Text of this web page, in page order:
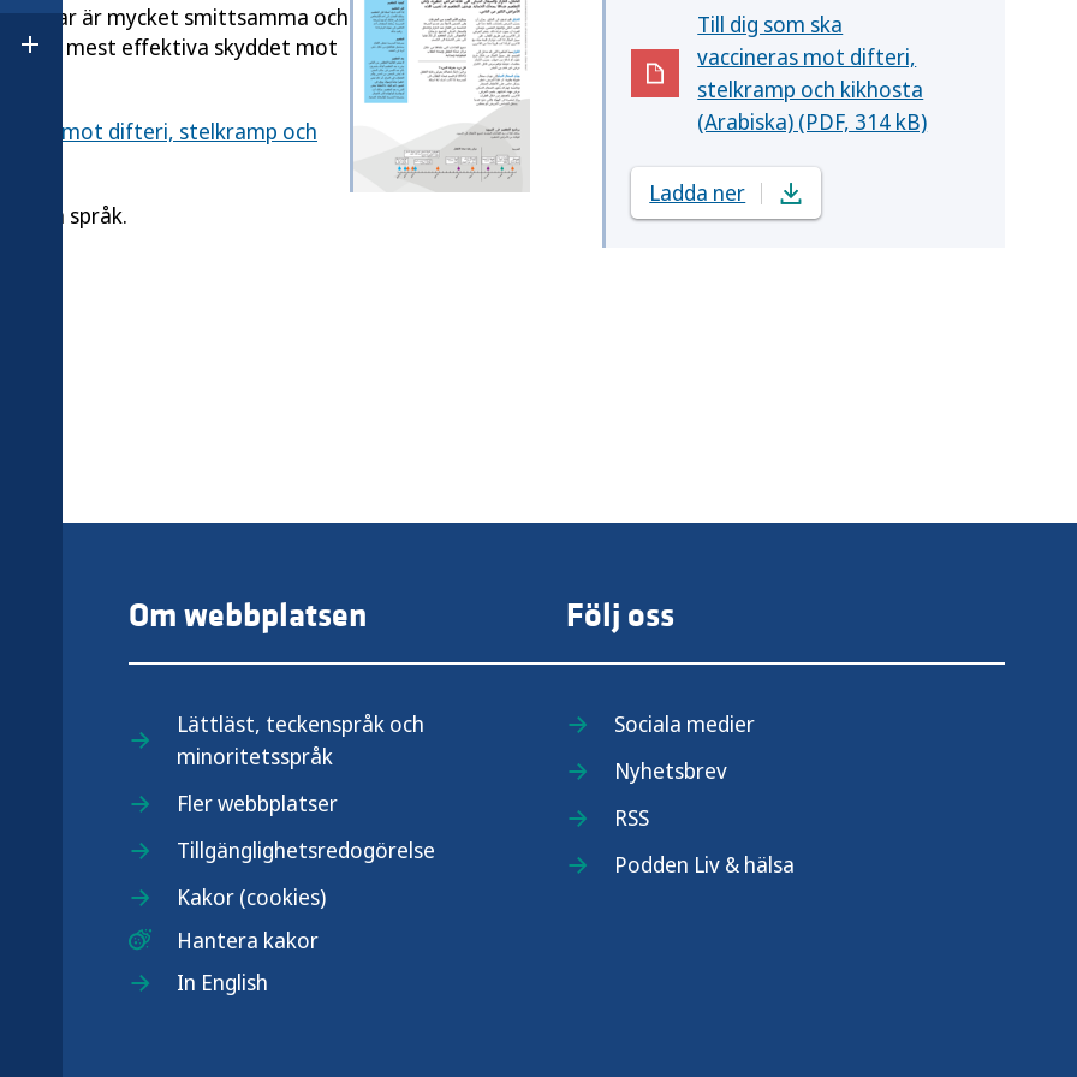
Öppna undermeny för Om Folkhälsomyndigheten
är mycket smittsamma och
det mest effektiva skyddet mot
mot difteri, stelkramp och
andra språk.
Till dig som ska
vaccineras mot difteri,
stelkramp och kikhosta
(Arabiska) (PDF, 314 kB)
(Öppnas i nytt fönster)
Ladda ner
Om webbplatsen
Lättläst, teckenspråk och
minoritetsspråk
Fler webbplatser
Tillgänglighetsredogörelse
Kakor (cookies)
Hantera kakor
In English
Följ oss
Sociala medier
Nyhetsbrev
RSS
Podden Liv & hälsa